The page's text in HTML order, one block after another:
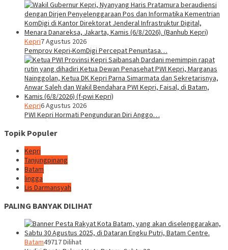
Kepri7 Agustus 2026
Pemprov Kepri-KomDigi Percepat Penuntasa…
Kepri6 Agustus 2026
PWI Kepri Hormati Pengunduran Diri Anggo…
Topik Populer
Kepri
Tanjungpinang
Batam
lingga
Lis Darmansyah
PALING BANYAK DILIHAT
Batam49717 Dilihat